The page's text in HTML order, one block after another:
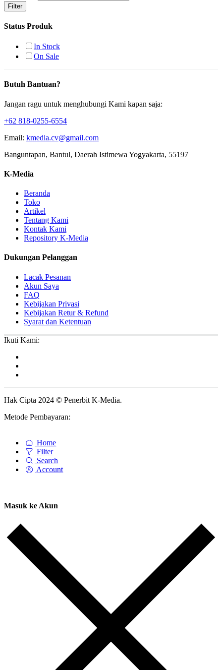
Filter
Status Produk
In Stock
On Sale
Butuh Bantuan?
Jangan ragu untuk menghubungi Kami kapan saja:
+62 818-0255-6554
Email: kmedia.cv@gmail.com
Banguntapan, Bantul, Daerah Istimewa Yogyakarta, 55197
K-Media
Beranda
Toko
Artikel
Tentang Kami
Kontak Kami
Repository K-Media
Dukungan Pelanggan
Lacak Pesanan
Akun Saya
FAQ
Kebijakan Privasi
Kebijakan Retur & Refund
Syarat dan Ketentuan
Ikuti Kami:
Hak Cipta 2024 © Penerbit K-Media.
Metode Pembayaran:
Home
Filter
Search
Account
Masuk ke Akun